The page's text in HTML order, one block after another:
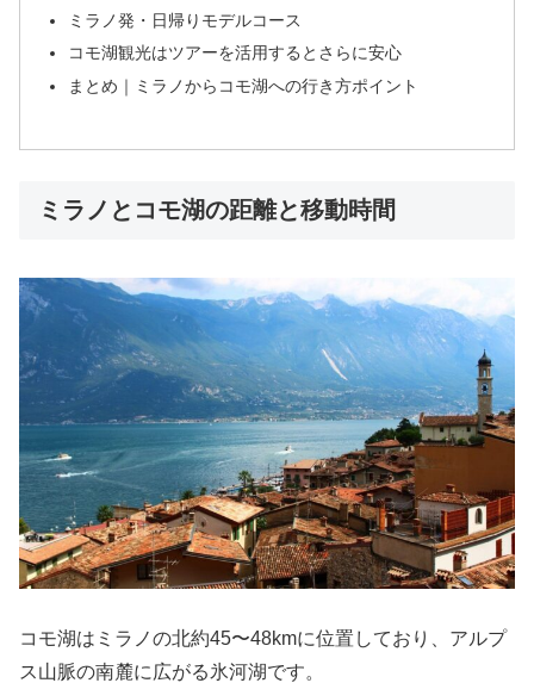
ミラノ発・日帰りモデルコース
コモ湖観光はツアーを活用するとさらに安心
まとめ｜ミラノからコモ湖への行き方ポイント
ミラノとコモ湖の距離と移動時間
コモ湖はミラノの北約45〜48kmに位置しており、アルプ
ス山脈の南麓に広がる氷河湖です。